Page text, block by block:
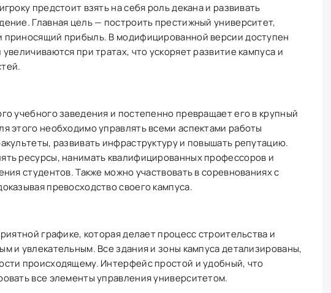
предстоит взять на себя роль декана и развивать
Главная цель — построить престижный университет,
приносящий прибыль. В модифицированной версии доступен
при тратах, что ускоряет развитие кампуса и
учебного заведения и постепенно превращает его в крупный
этого необходимо управлять всеми аспектами работы
развивать инфраструктуру и повышать репутацию.
ресурсы, нанимать квалифицированных профессоров и
студентов. Также можно участвовать в соревнованиях с
превосходство своего кампуса.
графике, которая делает процесс строительства и
и увлекательным. Все здания и зоны кампуса детализированы,
происходящему. Интерфейс простой и удобный, что
все элементы управления университетом.